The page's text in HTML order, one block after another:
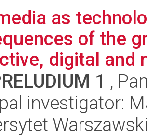
as
of the
digital and
1 ,
investigator: